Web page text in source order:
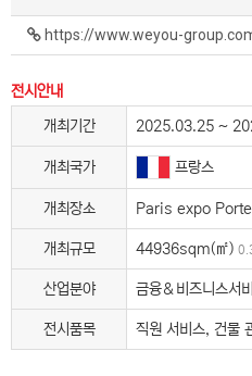
https://www.weyou-
전시안내
개최기간
2025.03.25 ~
개최국가 프랑스
개최장소 Paris expo
개최규모 44936sqm(㎡)
산업분야 금융＆비즈니스서
전시품목 직원 서비스, 건물